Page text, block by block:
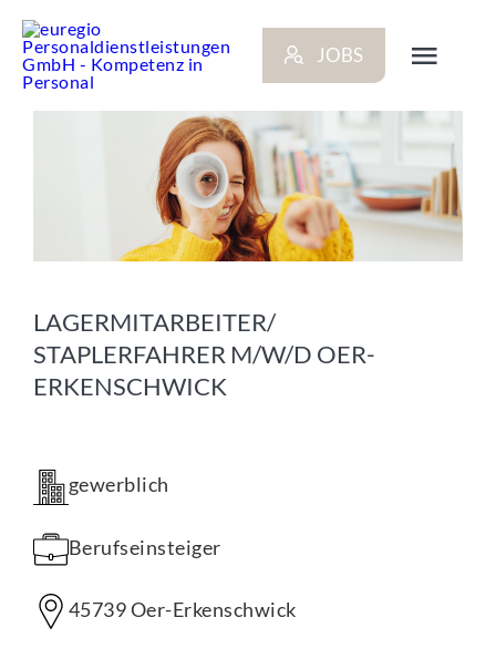
Inhalt
springen
JOBS
STANDORTE
LAGERMITARBEITER/
STAPLERFAHRER M/W/D OER-
ERKENSCHWICK
gewerblich
Berufseinsteiger
45739 Oer-Erkenschwick